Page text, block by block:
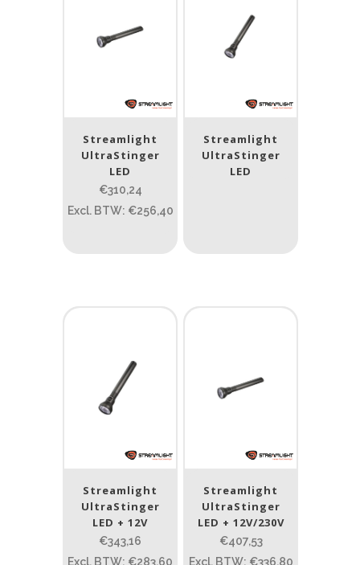
Streamlight
Prijs (incl. BTW)
PRIJS:€309 — €1.997
Type lichtbeeld
Spot
1.114 1 265
1.114 76 130 232 385
Max. brandtijd (uur)
Streamlight
UltraStinger
LED
€310,24
Excl. BTW: €256,40
Streamlight
UltraStinger
LED
Streamlight
UltraStinger
LED + 12V
€343,16
Excl. BTW: €283,60
Streamlight
UltraStinger
LED + 12V/230V
€407,53
Excl. BTW: €336,80